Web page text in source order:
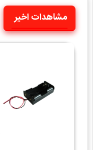
مشاهدات اخیر